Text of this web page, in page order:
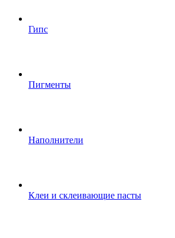
Гипс
Пигменты
Наполнители
Клеи и склеивающие пасты